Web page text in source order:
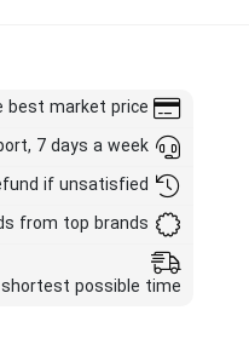
best market price
7 days a week
if unsatisfied
from top brands
possible time